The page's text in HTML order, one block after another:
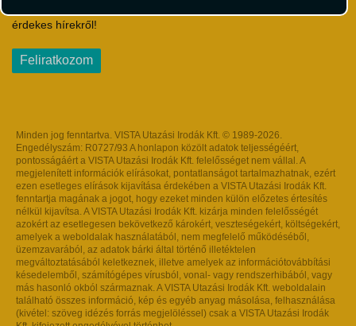
érdekes hírekről!
Feliratkozom
Minden jog fenntartva. VISTA Utazási Irodák Kft. © 1989-2026.
Engedélyszám: R0727/93 A honlapon közölt adatok teljességéért,
pontosságáért a VISTA Utazási Irodák Kft. felelősséget nem vállal. A
megjelenített információk elírásokat, pontatlanságot tartalmazhatnak, ezért
ezen esetleges elírások kijavítása érdekében a VISTA Utazási Irodák Kft.
fenntartja magának a jogot, hogy ezeket minden külön előzetes értesítés
nélkül kijavítsa. A VISTA Utazási Irodák Kft. kizárja minden felelősségét
azokért az esetlegesen bekövetkező károkért, veszteségekért, költségekért,
amelyek a weboldalak használatából, nem megfelelő működéséből,
üzemzavarából, az adatok bárki által történő illetéktelen
megváltoztatásából keletkeznek, illetve amelyek az információtovábbítási
késedelemből, számítógépes vírusból, vonal- vagy rendszerhibából, vagy
más hasonló okból származnak. A VISTA Utazási Irodák Kft. weboldalain
található összes információ, kép és egyéb anyag másolása, felhasználása
(kivétel: szöveg idézés forrás megjelöléssel) csak a VISTA Utazási Irodák